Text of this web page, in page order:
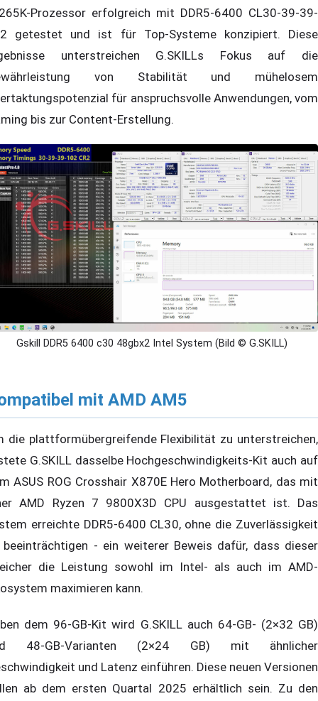
Prozessor erfolgreich mit DDR5-6400 CL30-39-39-
getestet und ist für Top-Systeme konzipiert. Diese
unterstreichen G.SKILLs Fokus auf die
von Stabilität und mühelosem
für anspruchsvolle Anwendungen, vom
bis zur Content-Erstellung.
Gskill DDR5 6400 c30 48gbx2 Intel System (Bild © G.SKILL)
mit AMD AM5
die plattformübergreifende Flexibilität zu unterstreichen,
G.SKILL dasselbe Hochgeschwindigkeits-Kit auch auf
ASUS ROG Crosshair X870E Hero Motherboard, das mit
AMD Ryzen 7 9800X3D CPU ausgestattet ist. Das
erreichte DDR5-6400 CL30, ohne die Zuverlässigkeit
beeinträchtigen - ein weiterer Beweis dafür, dass dieser
die Leistung sowohl im Intel- als auch im AMD-
maximieren kann.
dem 96-GB-Kit wird G.SKILL auch 64-GB- (2×32 GB)
48-GB-Varianten (2×24 GB) mit ähnlicher
und Latenz einführen. Diese neuen Versionen
ab dem ersten Quartal 2025 erhältlich sein. Zu den